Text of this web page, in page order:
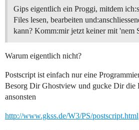
Gips eigentlich ein Proggi, mitdem
Files lesen, bearbeiten
kann? Komm:mir jetzt keiner mit 'nem
Warum eigentlich nicht?
Postscript ist einfach nur eine
Besorg Dir Ghostview und gucke Dir die
ansonsten
http://www.gkss.de/W3/PS/postscript.html